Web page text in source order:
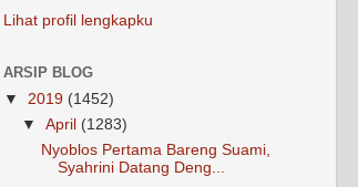
Lihat profil lengkapku
ARSIP BLOG
▼ 2019 (1452)
▼April (1283)
Nyoblos Pertama Bareng Suami,
Syahrini Datang Deng...